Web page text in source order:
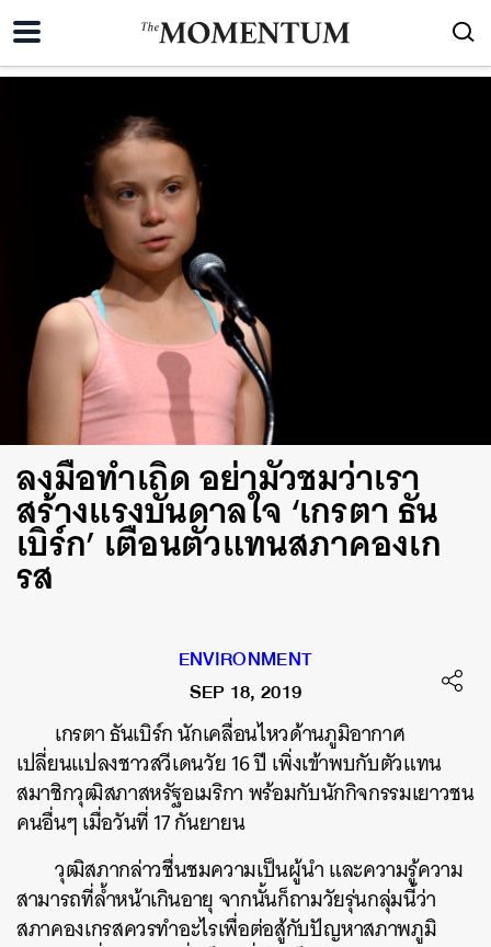
ลงมือทำเถิด อย่ามัวชมว่าเรา
สร้างแรงบันดาลใจ ‘เกรตา ธัน
เบิร์ก’ เตือนตัวแทนสภาคองเก
รส
ENVIRONMENT
SEP 18, 2019
เกรตา ธันเบิร์ก นักเคลื่อนไหวด้านภูมิอากาศ
เปลี่ยนแปลงชาวสวีเดนวัย 16 ปี เพิ่งเข้าพบกับตัวแทน
สมาชิกวุฒิสภาสหรัฐอเมริกา พร้อมกับนักกิจกรรมเยาวชน
คนอื่นๆ เมื่อวันที่ 17 กันยายน
วุฒิสภากล่าวชื่นชมความเป็นผู้นำ และความรู้ความ
สามารถที่ล้ำหน้าเกินอายุ จากนั้นก็ถามวัยรุ่นกลุ่มนี้ว่า
สภาคองเกรสควรทำอะไรเพื่อต่อสู้กับปัญหาสภาพภูมิ